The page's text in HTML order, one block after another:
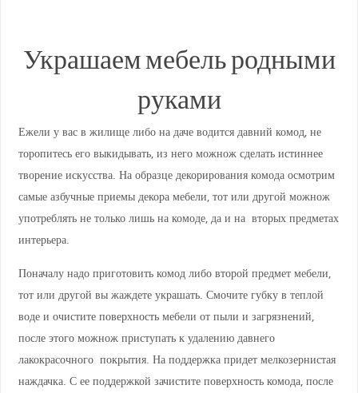
Украшаем мебель родными
руками
Ежели у вас в жилище либо на даче водится давний комод, не
торопитесь его выкидывать, из него можнож сделать истиннее
творение искусства. На образце декорирования комода осмотрим
самые азбучные приемы декора мебели, тот или другой можнож
употреблять не только лишь на комоде, да и на вторых предметах
интерьера.
Поначалу надо приготовить комод либо второй предмет мебели,
тот или другой вы жаждете украшать. Смочите губку в теплой
воде и очистите поверхность мебели от пыли и загрязнений,
после этого можнож приступать к удалению давнего
лакокрасочного покрытия. На поддержка придет мелкозернистая
наждачка. С ее поддержкой зачистите поверхность комода, после